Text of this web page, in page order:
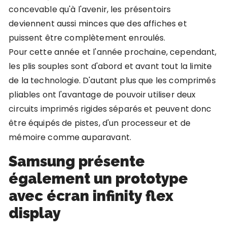
concevable qu'à l'avenir, les présentoirs
deviennent aussi minces que des affiches et
puissent être complètement enroulés.
Pour cette année et l'année prochaine, cependant,
les plis souples sont d'abord et avant tout la limite
de la technologie. D'autant plus que les comprimés
pliables ont l'avantage de pouvoir utiliser deux
circuits imprimés rigides séparés et peuvent donc
être équipés de pistes, d'un processeur et de
mémoire comme auparavant.
Samsung présente
également un prototype
avec écran infinity flex
display